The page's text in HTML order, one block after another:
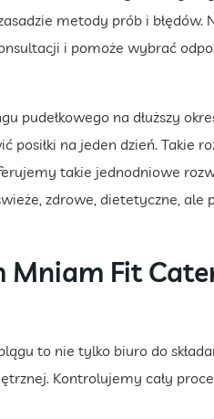
metody prób i błędów.
i pomoże wybrać
pudełkowego na dłuższy
na jeden dzień. Takie
takie jednodniowe
zdrowe, dietetyczne, ale
Mniam Fit
to nie tylko biuro do
Kontrolujemy cały